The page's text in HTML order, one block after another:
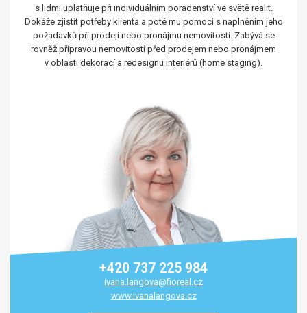
s lidmi uplatňuje při individuálním poradenství ve světě realit.
Dokáže zjistit potřeby klienta a poté mu pomoci s naplněním jeho
požadavků při prodeji nebo pronájmu nemovitosti. Zabývá se
rovněž přípravou nemovitostí před prodejem nebo pronájmem
v oblasti dekorací a redesignu interiérů (home staging).
+420 737 225 984
ivana.langova@fioreal.cz
www.ivanalangova.cz